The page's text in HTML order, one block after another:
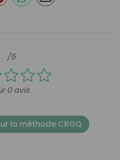
/5
0 avis
la méthode CROQ